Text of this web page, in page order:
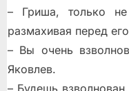
– Гриша, только не
размахивая перед
– Вы очень
Яковлев.
– Будешь